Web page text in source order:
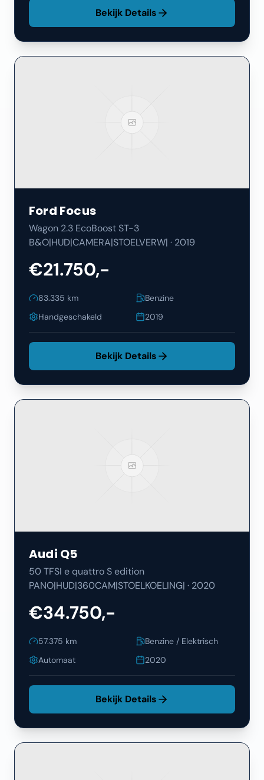
Bekijk Details
Ford Focus
Wagon 2.3 EcoBoost ST-3
B&O|HUD|CAMERA|STOELVERW| · 2019
€21.750,-
83.335 km
Benzine
Handgeschakeld
2019
Bekijk Details
Audi Q5
50 TFSI e quattro S edition
PANO|HUD|360CAM|STOELKOELING| · 2020
€34.750,-
57.375 km
Benzine / Elektrisch
Automaat
2020
Bekijk Details